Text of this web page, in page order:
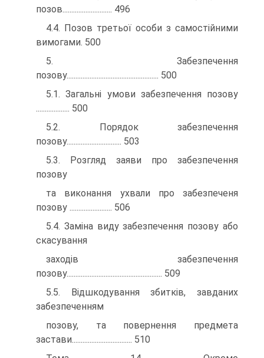
позов............................ 496
4.4. Позов третьої особи з самостійними
вимогами. 500
5. Забезпечення
позову.................................................... 500
5.1. Загальні умови забезпечення позову
................... 500
5.2. Порядок забезпечення
позову............................... 503
5.3. Розгляд заяви про забезпечення
позову
та виконання ухвали про забезпеченя
позову ........................ 506
5.4. Заміна виду забезпечення позову або
скасування
заходів забезпечення
позову...................................................... 509
5.5. Відшкодування збитків, завданих
забезпеченням
позову, та повернення предмета
застави.................................. 510